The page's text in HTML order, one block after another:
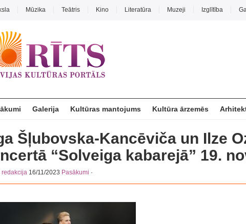
Mūzika Teātris Kino Literatūra Muzeji Izglītība
Galerija Kultūras mantojums Kultūra ārzemēs
Šļubovska-Kancēviča un Ilze
“Solveiga kabarejā” 19.
redakcija 16/11/2023 Pasākumi ·